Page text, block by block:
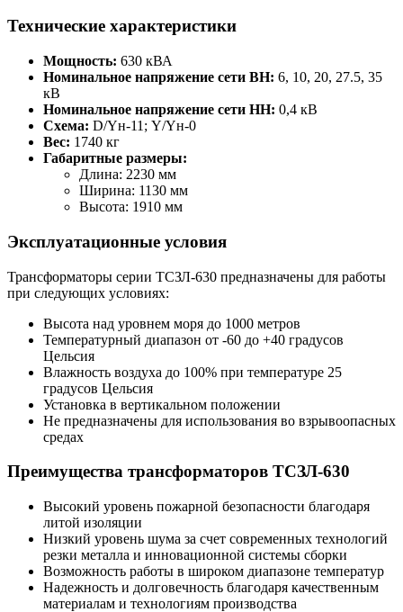
Технические характеристики
Мощность: 630 кВА
Номинальное напряжение сети ВН: 6, 10, 20, 27.5, 35
кВ
Номинальное напряжение сети НН: 0,4 кВ
Схема: D/Yн-11; Y/Yн-0
Вес: 1740 кг
Габаритные размеры:
Длина: 2230 мм
Ширина: 1130 мм
Высота: 1910 мм
Эксплуатационные условия
Трансформаторы серии ТСЗЛ-630 предназначены для работы
при следующих условиях:
Высота над уровнем моря до 1000 метров
Температурный диапазон от -60 до +40 градусов
Цельсия
Влажность воздуха до 100% при температуре 25
градусов Цельсия
Установка в вертикальном положении
Не предназначены для использования во взрывоопасных
средах
Преимущества трансформаторов ТСЗЛ-630
Высокий уровень пожарной безопасности благодаря
литой изоляции
Низкий уровень шума за счет современных технологий
резки металла и инновационной системы сборки
Возможность работы в широком диапазоне температур
Надежность и долговечность благодаря качественным
материалам и технологиям производства